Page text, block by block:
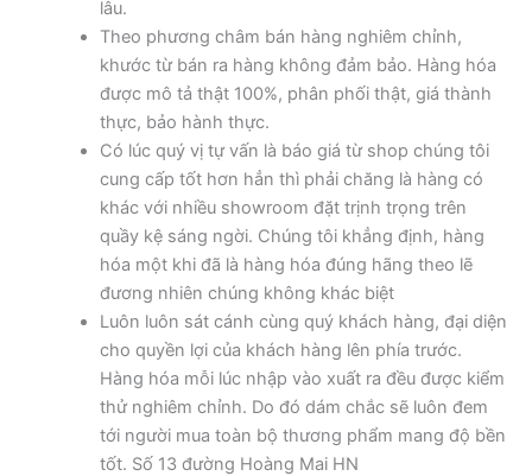
lâu.
Theo phương châm bán hàng nghiêm chỉnh,
khước từ bán ra hàng không đảm bảo. Hàng hóa
được mô tả thật 100%, phân phối thật, giá thành
thực, bảo hành thực.
Có lúc quý vị tự vấn là báo giá từ shop chúng tôi
cung cấp tốt hơn hẳn thì phải chăng là hàng có
khác với nhiều showroom đặt trịnh trọng trên
quầy kệ sáng ngời. Chúng tôi khẳng định, hàng
hóa một khi đã là hàng hóa đúng hãng theo lẽ
đương nhiên chúng không khác biệt
Luôn luôn sát cánh cùng quý khách hàng, đại diện
cho quyền lợi của khách hàng lên phía trước.
Hàng hóa mỗi lúc nhập vào xuất ra đều được kiểm
thử nghiêm chỉnh. Do đó dám chắc sẽ luôn đem
tới người mua toàn bộ thương phẩm mang độ bền
tốt. Số 13 đường Hoàng Mai HN